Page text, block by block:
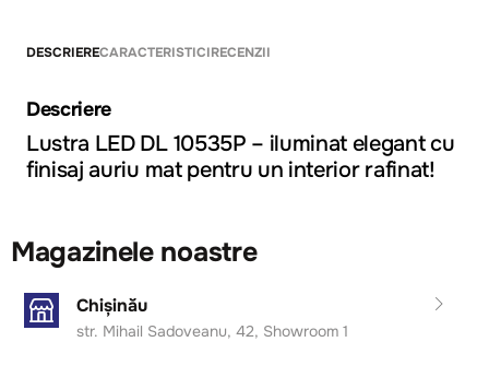
DESCRIERECARACTERISTICIRECENZII
Descriere
Lustra LED DL 10535P – iluminat elegant cu
finisaj auriu mat pentru un interior rafinat!
Magazinele noastre
Chișinău
str. Mihail Sadoveanu, 42, Showroom 1